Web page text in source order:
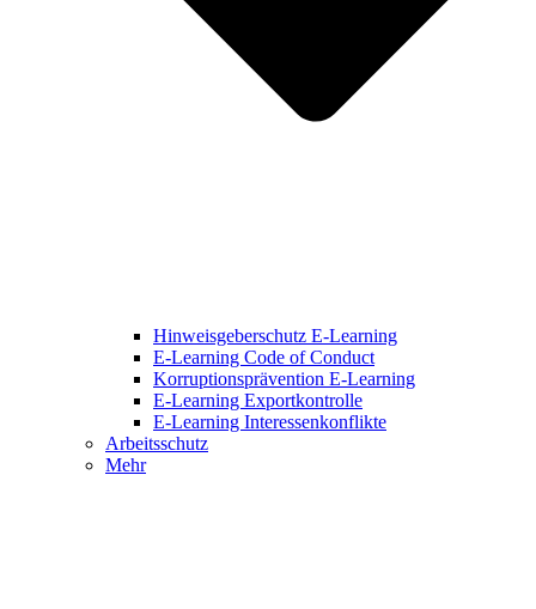
Hinweisgeberschutz E-Learning
E-Learning Code of Conduct
Korruptionsprävention E-Learning
E-Learning Exportkontrolle
E-Learning Interessenkonflikte
Arbeitsschutz
Mehr